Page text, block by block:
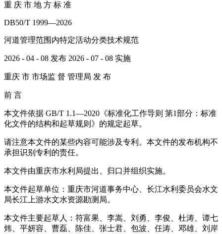
重 庆 市 地 方 标 准
DB50/T 1999—2026
河道管理范围内特定活动分类技术规范
2026 - 04 - 08 发布 2026 - 07 - 08 实施
重庆 市 市场监 督 管理局 发 布
前 言
本文件依据 GB/T 1.1—2020《标准化工作导则 第1部分：标准
化文件的结构和起草规则》的规定起草。
请注意本文件的某些内容可能涉及专利。本文件的发布机构不
承担识别专利的责任。
本文件由重庆市水利局提出、归口并组织实施。
本文件起草单位：重庆市河道事务中心、长江水利委员会水文
局长江上游水文水资源勘测局。
本文件主要起草人：符富果、李嵩、刘勇、李俊、杜涛、谭七
炜、平妍容、曹磊、陈佳、张士君、包波、任涛、邓雄、刘岸